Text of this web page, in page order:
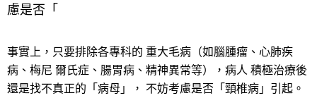
慮是否「
事實上，只要排除各專科的 重大毛病（如腦腫瘤、心肺疾
病、梅尼 爾氏症、腸胃病、精神異常等），病人 積極治療後
還是找不真正的「病母」， 不妨考慮是否「頸椎病」引起。